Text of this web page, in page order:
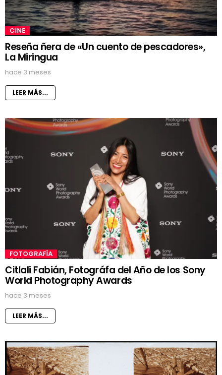
CINE
Reseña ñera de «Un cuento de pescadores»,
La Miringua
hace 3 meses
LEER MÁS...
FOTOGRAFÍA
Citlali Fabián, Fotográfa del Año de los Sony
World Photography Awards
hace 3 meses
LEER MÁS...